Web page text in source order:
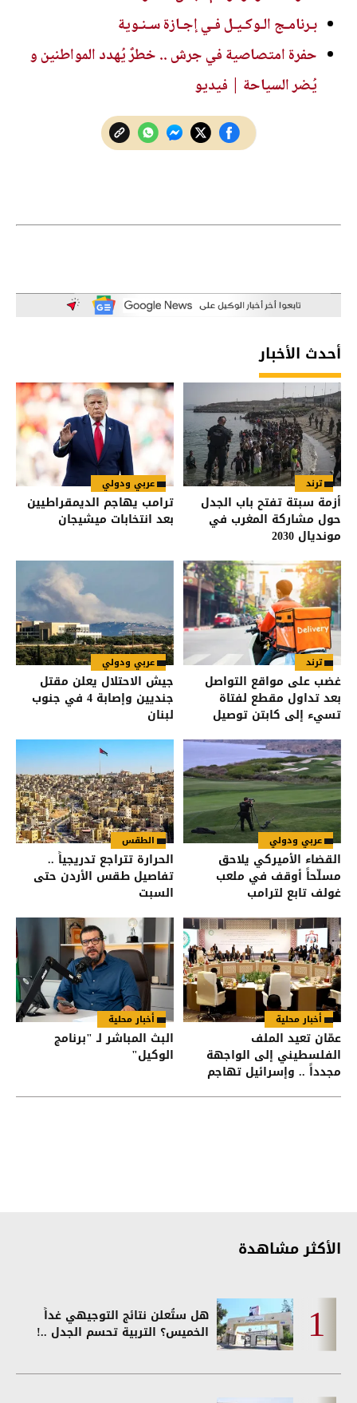
بـرنامـج الـوكـيـل فـي إجـازة سـنـوية
حفرة امتصاصية في جرش .. خطرٌ يُهدد المواطنين و
يُضر السياحة | فيديو
أحدث الأخبار
ترند
أزمة سبتة تفتح باب الجدل
حول مشاركة المغرب في
مونديال 2030
عربي ودولي
ترامب يهاجم الديمقراطيين
بعد انتخابات ميشيجان
ترند
غضب على مواقع التواصل
بعد تداول مقطع لفتاة
تسيء إلى كابتن توصيل
عربي ودولي
جيش الاحتلال يعلن مقتل
جنديين وإصابة 4 في جنوب
لبنان
عربي ودولي
القضاء الأميركي يلاحق
مسلّحاً أوقف في ملعب
غولف تابع لترامب
الطقس
الحرارة تتراجع تدريجياً ..
تفاصيل طقس الأردن حتى
السبت
أخبار محلية
عمّان تعيد الملف
الفلسطيني إلى الواجهة
مجدداً .. وإسرائيل تهاجم
أخبار محلية
البث المباشر لـ "برنامج
الوكيل"
الأكثر مشاهدة
هل ستُعلن نتائج التوجيهي غداً
الخميس؟ التربية تحسم الجدل ..!